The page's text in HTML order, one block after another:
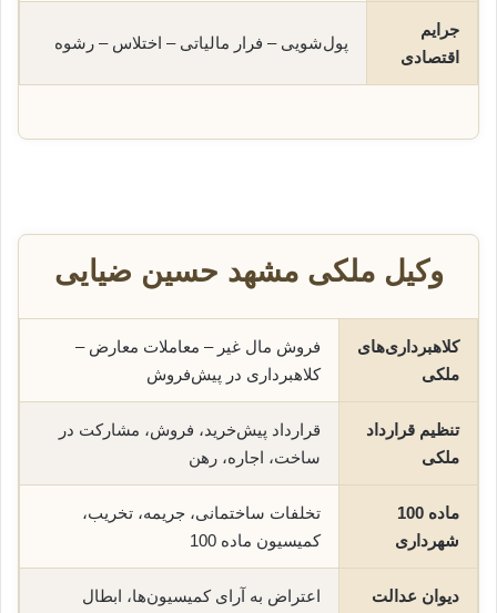
جرایم
اقتصادی
پول‌شویی – فرار مالیاتی – اختلاس – رشوه
وکیل ملکی مشهد حسین ضیایی
کلاهبرداری‌های
ملکی
فروش مال غیر – معاملات معارض –
کلاهبرداری در پیش‌فروش
تنظیم قرارداد
ملکی
قرارداد پیش‌خرید، فروش، مشارکت در
ساخت، اجاره، رهن
ماده 100
شهرداری
تخلفات ساختمانی، جریمه، تخریب،
کمیسیون ماده 100
دیوان عدالت
اعتراض به آرای کمیسیون‌ها، ابطال